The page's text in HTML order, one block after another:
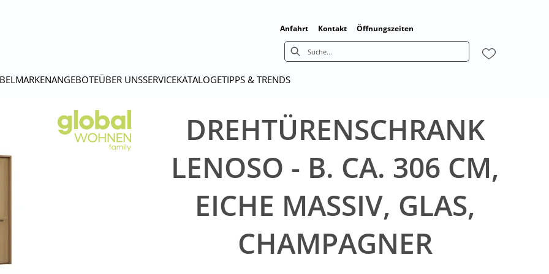
Anfahrt Kontakt Öffnungszeiten
MARKENANGEBOTEÜBER UNSSERVICEKATALOGETIPPS & TRENDS
DREHTÜRENSCHRANK
LENOSO - B. CA. 306 CM,
EICHE MASSIV, GLAS,
CHAMPAGNER